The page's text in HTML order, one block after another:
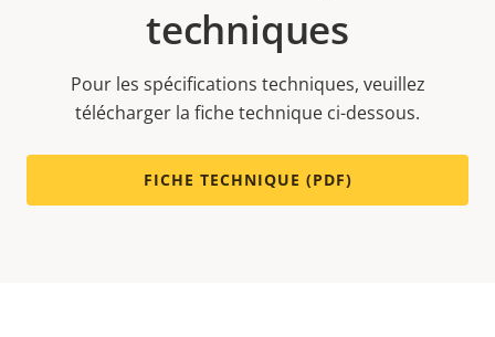
techniques
Pour les spécifications techniques, veuillez
télécharger la fiche technique ci-dessous.
FICHE TECHNIQUE (PDF)